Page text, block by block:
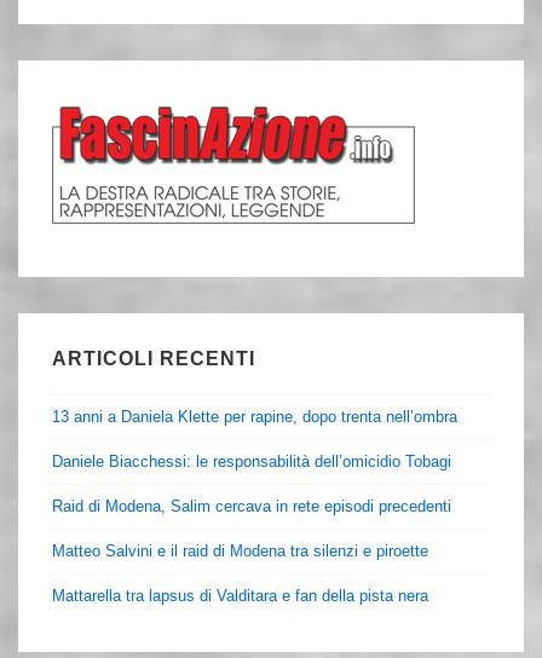
ARTICOLI RECENTI
13 anni a Daniela Klette per rapine, dopo trenta nell’ombra
Daniele Biacchessi: le responsabilità dell’omicidio Tobagi
Raid di Modena, Salim cercava in rete episodi precedenti
Matteo Salvini e il raid di Modena tra silenzi e piroette
Mattarella tra lapsus di Valditara e fan della pista nera